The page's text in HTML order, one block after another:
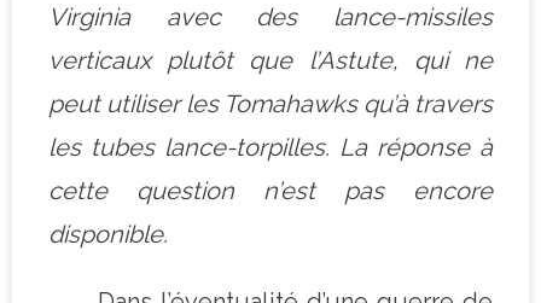
Virginia avec des lance-missiles
verticaux plutôt que l’Astute, qui ne
peut utiliser les Tomahawks qu’à travers
les tubes lance-torpilles. La réponse à
cette question n’est pas encore
disponible.